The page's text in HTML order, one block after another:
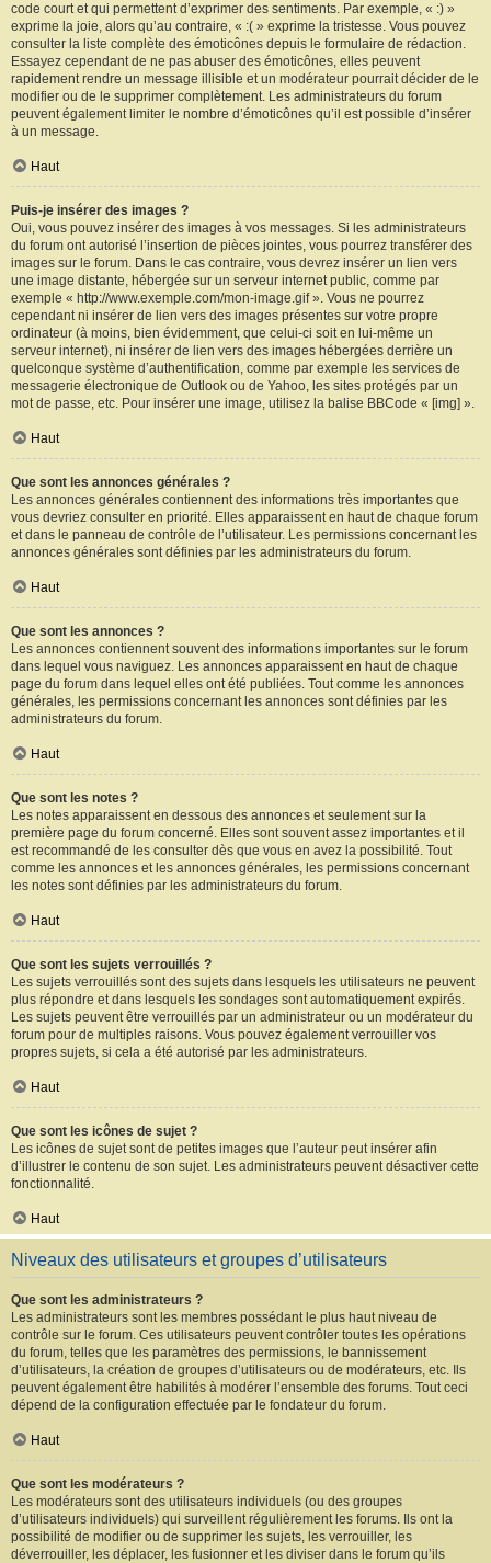
code court et qui permettent d’exprimer des sentiments. Par exemple, « :) »
exprime la joie, alors qu’au contraire, « :( » exprime la tristesse. Vous pouvez
consulter la liste complète des émoticônes depuis le formulaire de rédaction.
Essayez cependant de ne pas abuser des émoticônes, elles peuvent
rapidement rendre un message illisible et un modérateur pourrait décider de le
modifier ou de le supprimer complètement. Les administrateurs du forum
peuvent également limiter le nombre d’émoticônes qu’il est possible d’insérer
à un message.
Haut
Puis-je insérer des images ?
Oui, vous pouvez insérer des images à vos messages. Si les administrateurs
du forum ont autorisé l’insertion de pièces jointes, vous pourrez transférer des
images sur le forum. Dans le cas contraire, vous devrez insérer un lien vers
une image distante, hébergée sur un serveur internet public, comme par
exemple « http://www.exemple.com/mon-image.gif ». Vous ne pourrez
cependant ni insérer de lien vers des images présentes sur votre propre
ordinateur (à moins, bien évidemment, que celui-ci soit en lui-même un
serveur internet), ni insérer de lien vers des images hébergées derrière un
quelconque système d’authentification, comme par exemple les services de
messagerie électronique de Outlook ou de Yahoo, les sites protégés par un
mot de passe, etc. Pour insérer une image, utilisez la balise BBCode « [img] ».
Haut
Que sont les annonces générales ?
Les annonces générales contiennent des informations très importantes que
vous devriez consulter en priorité. Elles apparaissent en haut de chaque forum
et dans le panneau de contrôle de l’utilisateur. Les permissions concernant les
annonces générales sont définies par les administrateurs du forum.
Haut
Que sont les annonces ?
Les annonces contiennent souvent des informations importantes sur le forum
dans lequel vous naviguez. Les annonces apparaissent en haut de chaque
page du forum dans lequel elles ont été publiées. Tout comme les annonces
générales, les permissions concernant les annonces sont définies par les
administrateurs du forum.
Haut
Que sont les notes ?
Les notes apparaissent en dessous des annonces et seulement sur la
première page du forum concerné. Elles sont souvent assez importantes et il
est recommandé de les consulter dès que vous en avez la possibilité. Tout
comme les annonces et les annonces générales, les permissions concernant
les notes sont définies par les administrateurs du forum.
Haut
Que sont les sujets verrouillés ?
Les sujets verrouillés sont des sujets dans lesquels les utilisateurs ne peuvent
plus répondre et dans lesquels les sondages sont automatiquement expirés.
Les sujets peuvent être verrouillés par un administrateur ou un modérateur du
forum pour de multiples raisons. Vous pouvez également verrouiller vos
propres sujets, si cela a été autorisé par les administrateurs.
Haut
Que sont les icônes de sujet ?
Les icônes de sujet sont de petites images que l’auteur peut insérer afin
d’illustrer le contenu de son sujet. Les administrateurs peuvent désactiver cette
fonctionnalité.
Haut
Niveaux des utilisateurs et groupes d’utilisateurs
Que sont les administrateurs ?
Les administrateurs sont les membres possédant le plus haut niveau de
contrôle sur le forum. Ces utilisateurs peuvent contrôler toutes les opérations
du forum, telles que les paramètres des permissions, le bannissement
d’utilisateurs, la création de groupes d’utilisateurs ou de modérateurs, etc. Ils
peuvent également être habilités à modérer l’ensemble des forums. Tout ceci
dépend de la configuration effectuée par le fondateur du forum.
Haut
Que sont les modérateurs ?
Les modérateurs sont des utilisateurs individuels (ou des groupes
d’utilisateurs individuels) qui surveillent régulièrement les forums. Ils ont la
possibilité de modifier ou de supprimer les sujets, les verrouiller, les
déverrouiller, les déplacer, les fusionner et les diviser dans le forum qu’ils